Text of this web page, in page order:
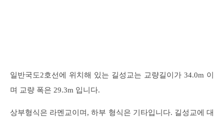
일반국도2호선에 위치해 있는 길성교는 교량길이가 34.0m 이
며 교량 폭은 29.3m 입니다.
상부형식은 라멘교이며, 하부 형식은 기타입니다. 길성교에 대